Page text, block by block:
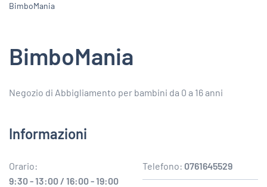
BimboMania
BimboMania
Negozio di Abbigliamento per bambini da 0 a 16 anni
Informazioni
Orario:
9:30 - 13:00 / 16:00 - 19:00
Telefono: 0761645529